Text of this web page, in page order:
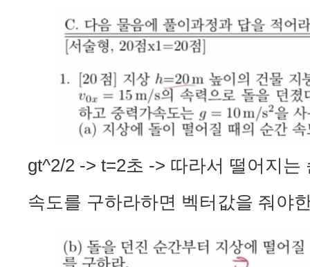
gt^2/2 -> t=2초 -> 따라서 떨어지는
속도를 구하라하면 벡터값을 줘야